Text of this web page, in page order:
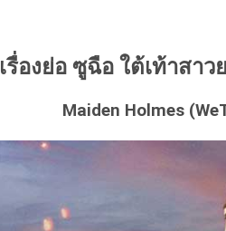
เรื่องย่อ ซูฉือ ใต้เท้าสา
Maiden Holmes